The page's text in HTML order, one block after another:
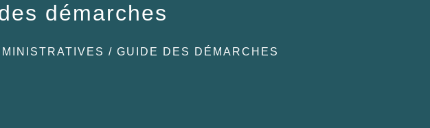
démarches
/GUIDE DES DÉMARCHES